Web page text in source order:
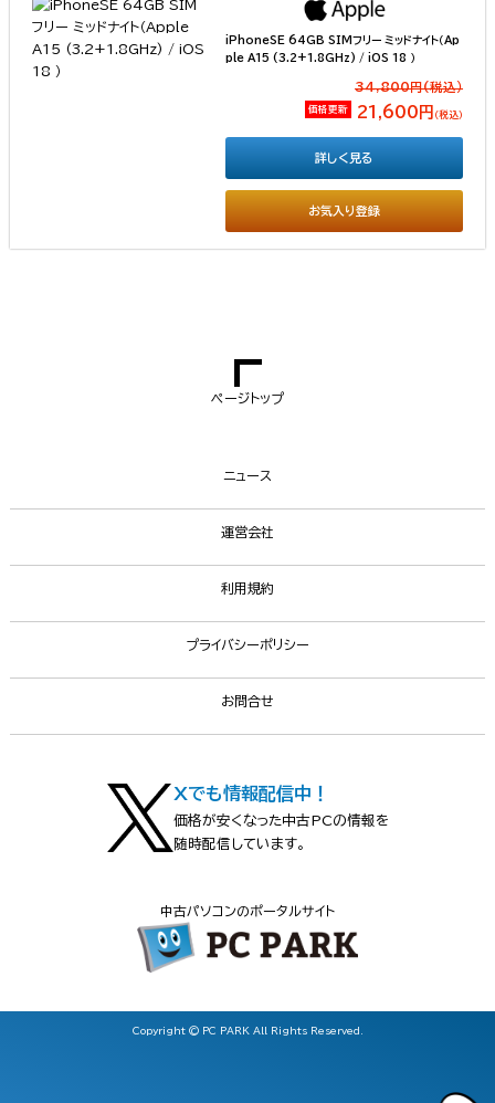
iPhoneSE 64GB SIMフリー ミッドナイト（Ap
ple A15 (3.2+1.8GHz) / iOS 18 ）
34,800円(税込）
価格更新 21,600円 （税込）
お気入り登録
詳しく見る
ページトップ
ニュース
運営会社
利用規約
プライバシーポリシー
お問合せ
Xでも情報配信中！
価格が安くなった中古PCの情報を
随時配信しています。
中古パソコンのポータルサイト
Copyright © PC PARK All Rights Reserved.